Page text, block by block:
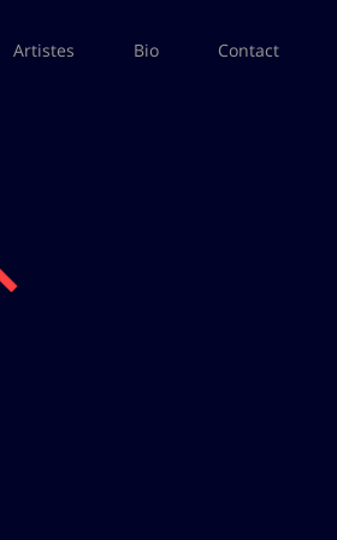
Artistes Bio Contact